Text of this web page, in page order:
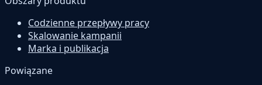
Codzienne przepływy pracy
Skalowanie kampanii
Marka i publikacja
Powiązane